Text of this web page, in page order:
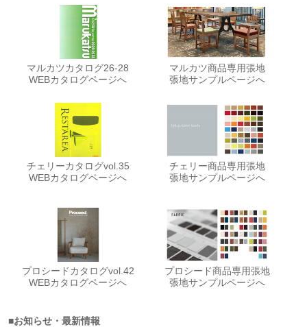
マルカツカタログ26-28
WEBカタログページへ
マルカツ商品専用張地
張地サンプルページへ
チェリーカタログvol.35
WEBカタログページへ
チェリー商品専用張地
張地サンプルページへ
プロシードカタログvol.42
WEBカタログページへ
プロシード商品専用張地
張地サンプルページへ
■お知らせ・最新情報